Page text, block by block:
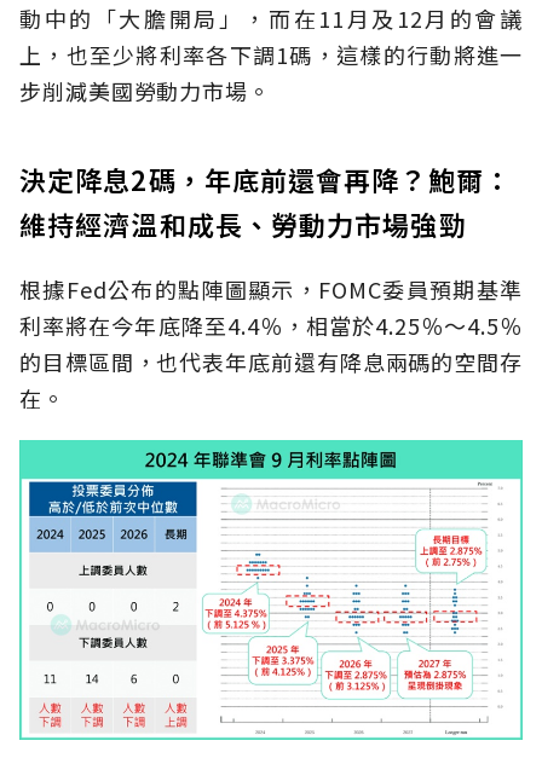
動中的「大膽開局」，而在11月及12月的會議
上，也至少將利率各下調1碼，這樣的行動將進一
步削減美國勞動力市場。
決定降息2碼，年底前還會再降？鮑爾：
維持經濟溫和成長、勞動力市場強勁
根據Fed公布的點陣圖顯示，FOMC委員預期基準
利率將在今年底降至4.4％，相當於4.25％～4.5％
的目標區間，也代表年底前還有降息兩碼的空間存
在。